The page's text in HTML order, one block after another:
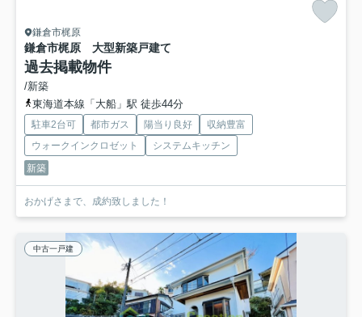
鎌倉市梶原
鎌倉市梶原 大型新築戸建て
過去掲載物件
/新築
東海道本線「大船」駅 徒歩44分
駐車2台可 都市ガス 陽当り良好
収納豊富
ウォークインクロゼット
システムキッチン
新築
おかげさまで、成約致しました！
中古一戸建